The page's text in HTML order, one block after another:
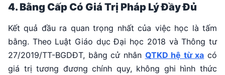
4. Bằng Cấp Có Giá Trị Pháp Lý Đầy Đủ
Kết quả đầu ra quan trọng nhất của việc học là tấm
bằng. Theo Luật Giáo dục Đại học 2018 và Thông tư
27/2019/TT-BGDĐT, bằng cử nhân QTKD hệ từ xa có
giá trị tương đương chính quy, không ghi hình thức